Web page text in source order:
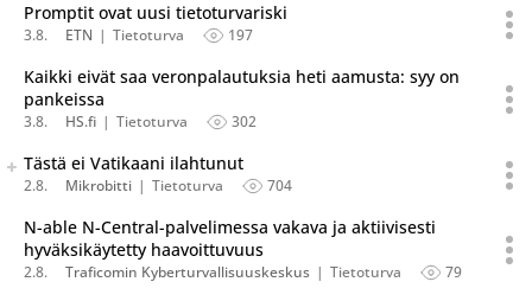
Promptit ovat uusi tietoturvariski
3.8. ETN Tietoturva 197
Kaikki eivät saa veronpalautuksia heti aamusta: syy on
pankeissa
3.8. HS.fi Tietoturva 302
Seuraava uutinen on julkaistu useassa eri lähteessä.
Listaa uutisen kaikki versiot
Tästä ei Vatikaani ilahtunut
2.8. Mikrobitti Tietoturva 704
N-able N-Central-palvelimessa vakava ja aktiivisesti
hyväksikäytetty haavoittuvuus
2.8. Traficomin Kyberturvallisuuskeskus Tietoturva 79